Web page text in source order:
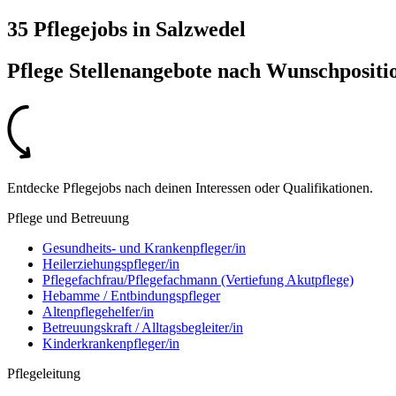
35 Pflegejobs in Salzwedel
Pflege Stellenangebote nach
Entdecke Pflegejobs nach deinen Interessen oder Qualifikationen.
Pflege und Betreuung
Gesundheits- und Krankenpfleger/in
Heilerziehungspfleger/in
Pflegefachfrau/Pflegefachmann (Vertiefung Akutpflege)
Hebamme / Entbindungspfleger
Altenpflegehelfer/in
Betreuungskraft / Alltagsbegleiter/in
Kinderkrankenpfleger/in
Pflegeleitung